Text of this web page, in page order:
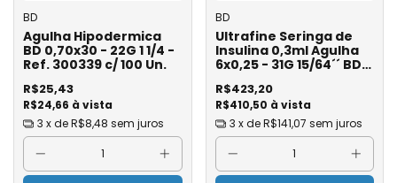
BD
Agulha Hipodermica
BD 0,70x30 - 22G 1 1/4 -
Ref. 300339 c/ 100 Un.
R$24,66 à vista
R$25,43
3 x deR$8,48 sem juros
BD
Ultrafine Seringa de
Insulina 0,3ml Agulha
6x0,25 - 31G 15/64´´ BD
100
R$410,50 à vista
R$423,20
3 x deR$141,07 sem juros